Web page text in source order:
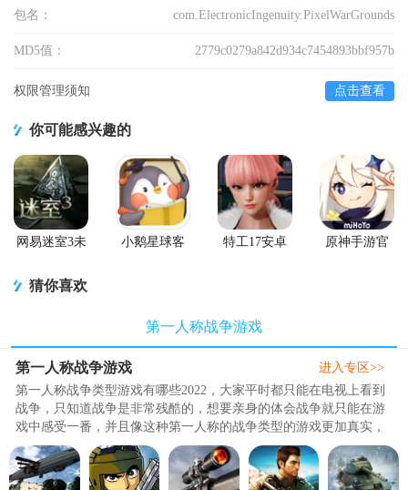
包名： com.ElectronicIngenuity.PixelWarGrounds
MD5值： 2779c0279a842d934c7454893bbf957b
权限管理须知 点击查看
你可能感兴趣的
网易迷室3未
小鹅星球客
特工17安卓
原神手游官
猜你喜欢
第一人称战争游戏
第一人称战争游戏
第一人称战争类型游戏有哪些2022，大家平时都只能在电视上看到
战争，只知道战争是非常残酷的，想要亲身的体会战争就只能在游
戏中感受一番，并且像这种第一人称的战争类型的游戏更加真实，
体验感更加的强烈。所以本期小编就给大家精心挑选了几款非常真
实的并且是第一人称的战争类型的手机游戏，希望可以帮助到大
家。..
进入专区>>